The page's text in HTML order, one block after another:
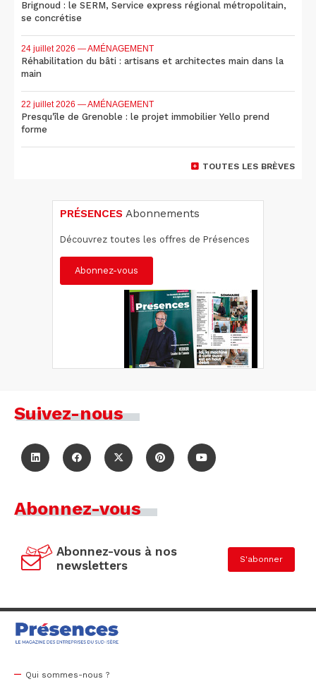
Brignoud : le SERM, Service express régional métropolitain,
se concrétise
24 juillet 2026 — AMÉNAGEMENT
Réhabilitation du bâti : artisans et architectes main dans la
main
22 juillet 2026 — AMÉNAGEMENT
Presqu'île de Grenoble : le projet immobilier Yello prend
forme
TOUTES LES BRÈVES
PRÉSENCES Abonnements
Découvrez toutes les offres de Présences
Abonnez-vous
Suivez-nous
Abonnez-vous
Abonnez-vous à nos
newsletters
S'abonner
Qui sommes-nous ?